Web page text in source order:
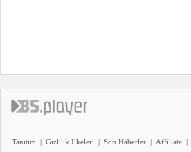
Tanıtım | Gizlilik İlkeleri | Son Haberler | Affiliate |